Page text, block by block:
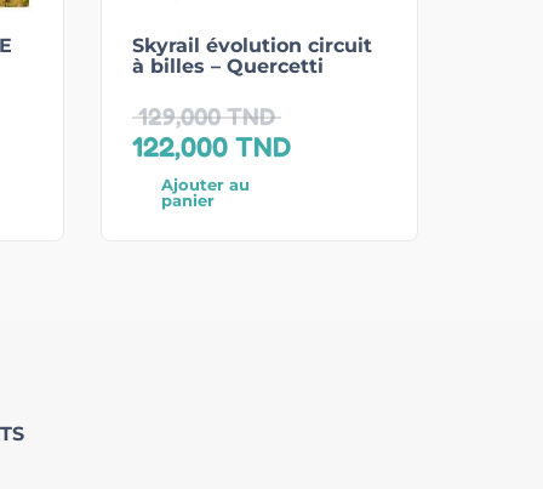
Skyrail évolution circuit
à billes – Quercetti
129,000TND
122,000 TND
Ajouter au
panier